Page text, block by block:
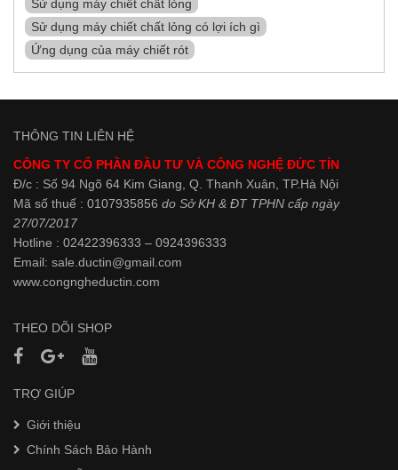
Sử dụng máy chiết chất lỏng
Sử dụng máy chiết chất lỏng có lợi ích gì
Ứng dụng của máy chiết rót
THÔNG TIN LIÊN HỆ
CÔNG TY CỔ PHẦN ĐẦU TƯ VÀ CÔNG NGHỆ ĐỨC TÍN
Đ/c : Số 94 Ngõ 64 Kim Giang, Q. Thanh Xuân, TP.Hà Nội
Mã số thuế : 0107935856 do Sở KH & ĐT TPHN cấp ngày
27/07/2017
Hotline : 02422396333 – 0924396333
Email: sale.ductin@gmail.com
www.congngheductin.com
THEO DÕI SHOP
TRỢ GIÚP
Giới thiệu
Chính Sách Bảo Hành